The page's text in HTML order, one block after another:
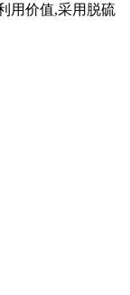
用价值,采用脱硫